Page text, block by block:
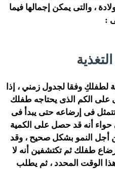
، والتى يمكن إجمالها فيما
:
لطفلكِ وفقا لجدول زمني ، إذا
على الكم الذى يحتاجه طفلك
فى إرضاعه حتى يبدأ فى
أنه قد حصل على الكمية
أجل النمو بشكل صحيح ، وقد
طفلك ثم تكتشفين أنه لا
الوقت المحدد ، ثم يطلب